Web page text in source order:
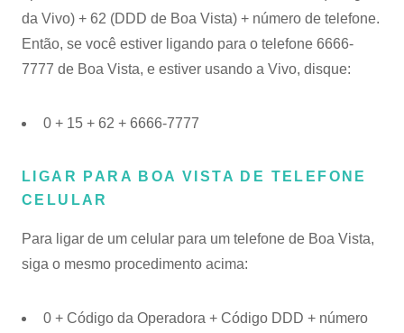
da Vivo) + 62 (DDD de Boa Vista) + número de telefone.
Então, se você estiver ligando para o telefone 6666-
7777 de Boa Vista, e estiver usando a Vivo, disque:
0 + 15 + 62 + 6666-7777
LIGAR PARA BOA VISTA DE TELEFONE
CELULAR
Para ligar de um celular para um telefone de Boa Vista,
siga o mesmo procedimento acima:
0 + Código da Operadora + Código DDD + número